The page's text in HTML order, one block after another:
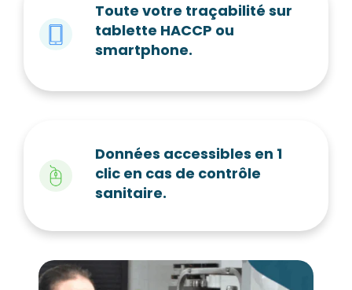
Toute votre traçabilité sur
tablette HACCP ou
smartphone.
Données accessibles en 1
clic en cas de contrôle
sanitaire.